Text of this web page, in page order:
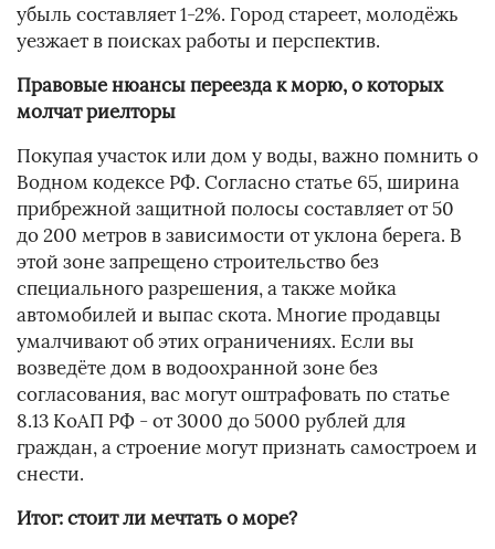
убыль составляет 1-2%. Город стареет, молодёжь
уезжает в поисках работы и перспектив.
Правовые нюансы переезда к морю, о которых
молчат риелторы
Покупая участок или дом у воды, важно помнить о
Водном кодексе РФ. Согласно статье 65, ширина
прибрежной защитной полосы составляет от 50
до 200 метров в зависимости от уклона берега. В
этой зоне запрещено строительство без
специального разрешения, а также мойка
автомобилей и выпас скота. Многие продавцы
умалчивают об этих ограничениях. Если вы
возведёте дом в водоохранной зоне без
согласования, вас могут оштрафовать по статье
8.13 КоАП РФ - от 3000 до 5000 рублей для
граждан, а строение могут признать самостроем и
снести.
Итог: стоит ли мечтать о море?